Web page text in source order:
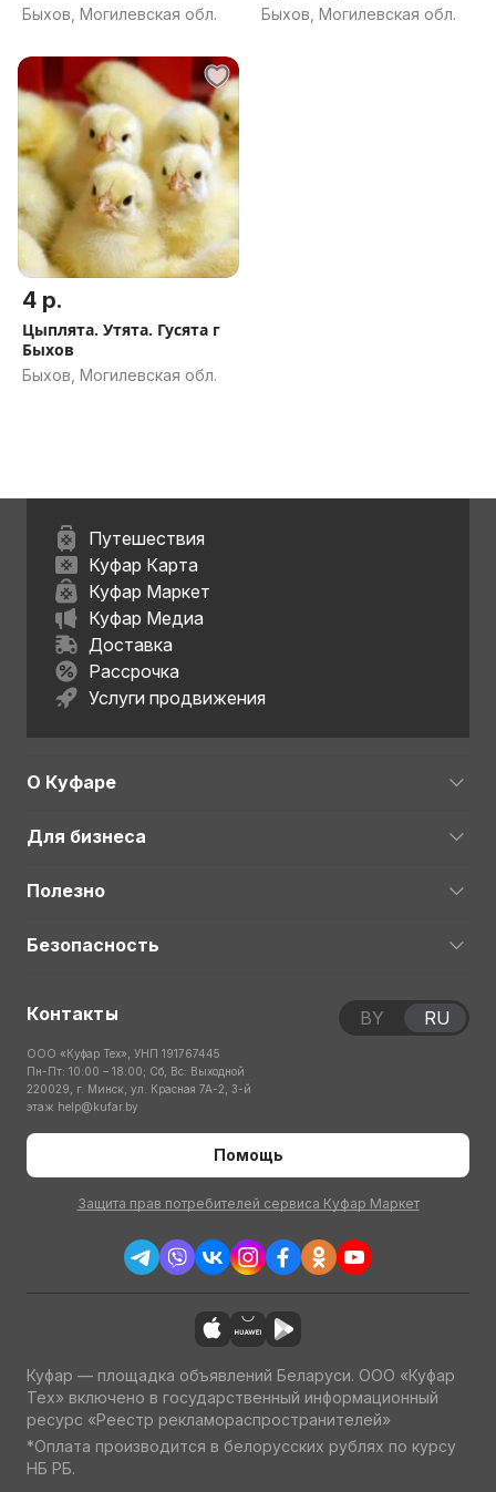
Быхов, Могилевская обл. Быхов, Могилевская обл.
4 р.
Цыплята. Утята. Гусята г
Быхов
Быхов, Могилевская обл.
Путешествия
Куфар Карта
Куфар Маркет
Куфар Медиа
Доставка
Рассрочка
Услуги продвижения
О Куфаре
Для бизнеса
Полезно
Безопасность
Контакты
ООО «Куфар Тех», УНП 191767445
Пн-Пт: 10:00 – 18:00; Сб, Вс: Выходной
220029, г. Минск, ул. Красная 7А-2, 3-й
этаж help@kufar.by
Помощь
Защита прав потребителей сервиса Куфар Маркет
BY RU
Куфар — площадка объявлений Беларуси. ООО «Куфар
Тех» включено в государственный информационный
ресурс «Реестр рекламораспространителей»
*Оплата производится в белорусских рублях по курсу
НБ РБ.